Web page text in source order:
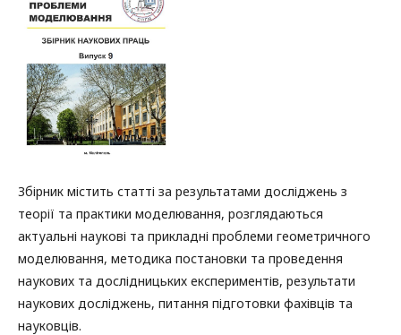
Збірник містить статті за результатами досліджень з
теорії та практики моделювання, розглядаються
актуальні наукові та прикладні проблеми геометричного
моделювання, методика постановки та проведення
наукових та дослідницьких експериментів, результати
наукових досліджень, питання підготовки фахівців та
науковців.